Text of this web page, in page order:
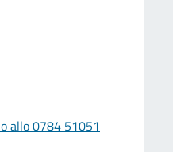
allo 0784 51051